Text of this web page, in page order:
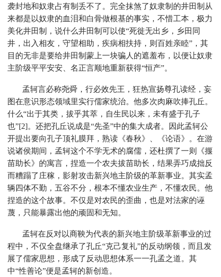
袭封地和奴隶占有制丢不了。完全抹煞了奴隶制的井田制从
来都是以奴隶的血泪和白骨做根基的事实，不惜工本，极力
美化井田制，说什么井田制可以使“死徙无出乡，乡田同
井，出入相友，守望相助，疾病相扶持，则百姓亲睦”，其
目的无非是要给井田制蒙上一块骗人的遮羞布，以便让奴隶
主阶级平平安安、名正言顺地重新获得“恒产”。
孟轲言必称尧舜，行必效先王，狂热宣扬尊孔读经，妄
图在意识形态领域里实行儒家统治。他多次肉麻吹捧孔丘。
什么“出于其类，拔乎其萃，自生民以来，未有盛于孔子
也”[2]。还把孔丘说成是“先圣”中的集大成者。因此孟轲公
开提出要向孔子顶礼膜拜，熟读《春秋》、《论语》。在游
说诸侯期间，孟轲这个不学无术的腐儒，还杜撰了一则《揠
苗助长》的寓言，捏造一个农夫拔苗助长，结果弄巧成拙反
而糟蹋了庄稼，影射攻击新兴地主阶级的革新事业。其实孟
辆四体不勤，五谷不分，根本不懂农业生产，不懂农民。他
捏造的这个故事。不仅是对农民的歪曲，也是对法家的诬
蔑，只能暴露出他的顽固和无知。
孟轲在反对以商鞅为代表的新兴地主阶级革新事业的过
程中，不仅全盘继承了孔丘“克己复礼”的反动纲领，而且发
展了儒家思想，形成了反动思想体系一一孔孟之道。其
中“性善论”便是孟轲的新创造。